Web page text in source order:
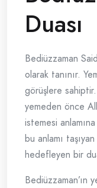
Duası
Bediüzzaman
olarak tanınır.
görüşlere
yemeden önce
istemesi
bu anlamı
hedefleyen bir
Bediüzzaman’ın